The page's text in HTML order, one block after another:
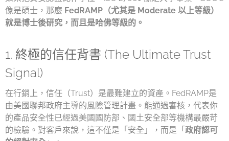
像是碩士，那麼 FedRAMP（尤其是 Moderate 以上等級）
就是博士後研究，而且是哈佛等級的。
1. 終極的信任背書 (The Ultimate Trust
Signal)
在行銷上，信任（Trust）是最難建立的資產。FedRAMP是
由美國聯邦政府主導的風險管理計畫。能通過審核，代表你
的產品安全性已經過美國國防部、國土安全部等機構最嚴苛
的檢驗。對客戶來說，這不僅是「安全」，而是「 政府認可